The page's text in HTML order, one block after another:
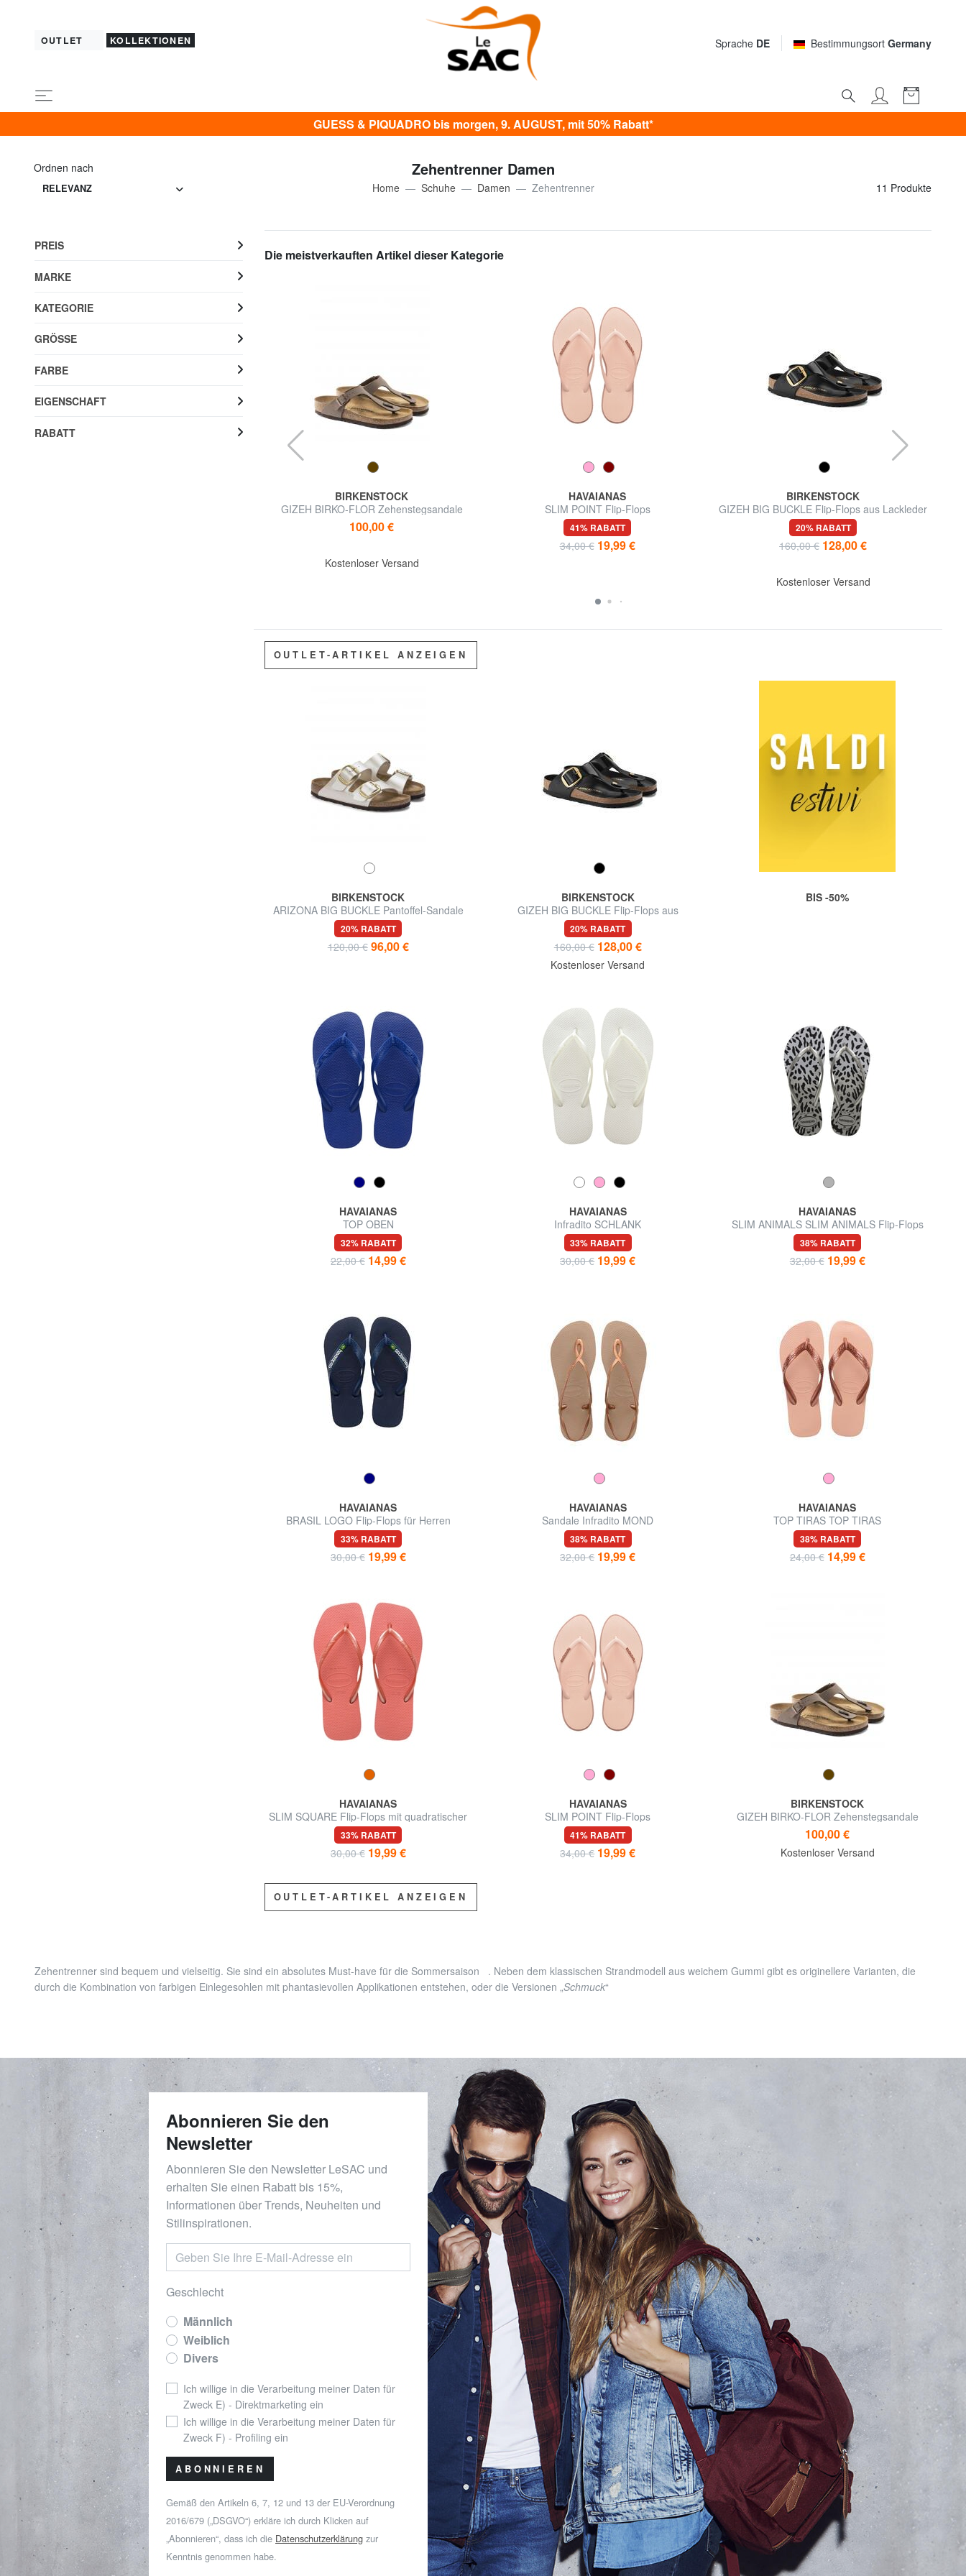
OUTLET KOLLEKTIONEN Sprache DE Bestimmungsort Germany
GUESS & PIQUADRO bis morgen, 9. AUGUST, mit 50% Rabatt*
Ordnen nach
RELEVANZ
Zehentrenner Damen
Home Schuhe Damen Zehentrenner 11 Produkte
Die meistverkauften Artikel dieser Kategorie
BIRKENSTOCK
GIZEH BIRKO-FLOR Zehenstegsandale
100,00 €
Kostenloser Versand
HAVAIANAS
SLIM POINT Flip-Flops
41% RABATT
34,00 € 19,99 €
BIRKENSTOCK
GIZEH BIG BUCKLE Flip-Flops aus Lackleder
20% RABATT
160,00 € 128,00 €
Kostenloser Versand
OUTLET-ARTIKEL ANZEIGEN
BIRKENSTOCK
ARIZONA BIG BUCKLE Pantoffel-Sandale
20% RABATT
120,00 € 96,00 €
BIRKENSTOCK
GIZEH BIG BUCKLE Flip-Flops aus
Lackleder
20% RABATT
160,00 € 128,00 €
Kostenloser Versand
BIS -50%
HAVAIANAS
TOP OBEN
32% RABATT
22,00 € 14,99 €
HAVAIANAS
Infradito SCHLANK
33% RABATT
30,00 € 19,99 €
HAVAIANAS
SLIM ANIMALS SLIM ANIMALS Flip-Flops
38% RABATT
32,00 € 19,99 €
HAVAIANAS
BRASIL LOGO Flip-Flops für Herren
33% RABATT
30,00 € 19,99 €
HAVAIANAS
Sandale Infradito MOND
38% RABATT
32,00 € 19,99 €
HAVAIANAS
TOP TIRAS TOP TIRAS
38% RABATT
24,00 € 14,99 €
HAVAIANAS
SLIM SQUARE Flip-Flops mit quadratischer
Zehenpartie
33% RABATT
30,00 € 19,99 €
HAVAIANAS
SLIM POINT Flip-Flops
41% RABATT
34,00 € 19,99 €
BIRKENSTOCK
GIZEH BIRKO-FLOR Zehenstegsandale
100,00 €
Kostenloser Versand
OUTLET-ARTIKEL ANZEIGEN
PREIS
MARKE
KATEGORIE
GRÖSSE
FARBE
EIGENSCHAFT
RABATT
Zehentrenner sind bequem und vielseitig. Sie sind ein absolutes Must-have für die Sommersaison
. Neben dem klassischen Strandmodell aus weichem Gummi gibt es originellere Varianten, die
durch die Kombination von farbigen Einlegesohlen mit phantasievollen Applikationen entstehen, oder die Versionen „Schmuck“
Abonnieren Sie den
Newsletter
Abonnieren Sie den Newsletter LeSAC und
erhalten Sie einen Rabatt bis 15%,
Informationen über Trends, Neuheiten und
Stilinspirationen.
Geschlecht
Männlich
Weiblich
Divers
Ich willige in die Verarbeitung meiner Daten für
Zweck E) - Direktmarketing ein
Ich willige in die Verarbeitung meiner Daten für
Zweck F) - Profiling ein
ABONNIEREN
Gemäß den Artikeln 6, 7, 12 und 13 der EU-Verordnung
2016/679 („DSGVO“) erkläre ich durch Klicken auf
„Abonnieren“, dass ich die Datenschutzerklärung zur
Kenntnis genommen habe.